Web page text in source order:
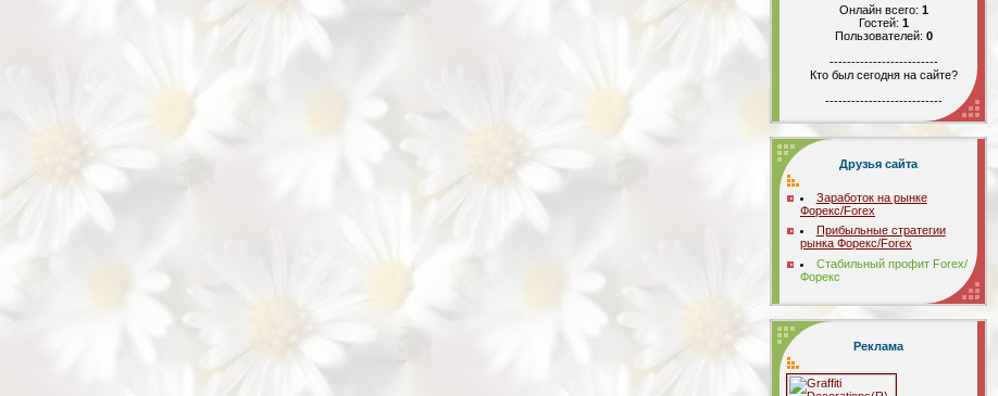
Онлайн всего: 1
Гостей: 1
Пользователей: 0
-------------------------
Кто был сегодня на сайте?
---------------------------
Друзья сайта
Заработок на рынке
Форекс/Forex
Прибыльные стратегии
рынка Форекс/Forex
Стабильный профит Forex/
Форекс
Реклама